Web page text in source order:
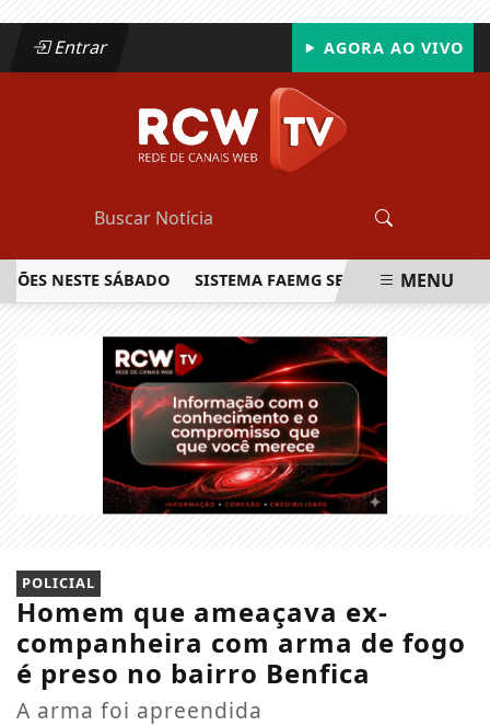
Entrar AGORA AO VIVO
NESTE SÁBADO SISTEMA FAEMG SENAR LANÇA O
MENU
POLICIAL
Homem que ameaçava ex-
companheira com arma de fogo
é preso no bairro Benfica
A arma foi apreendida